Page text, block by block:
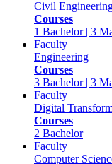
Civil
Courses
1 Bachelor | 3
Faculty
Engineering
Courses
3 Bachelor | 3
Faculty
Digital
Courses
2 Bachelor
Faculty
Computer